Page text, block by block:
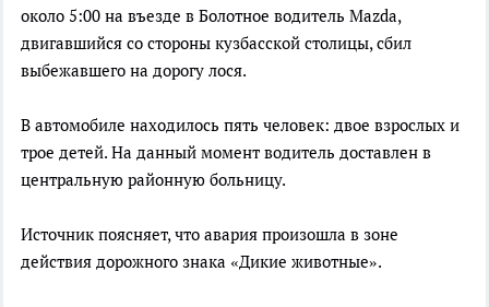
около 5:00 на въезде в Болотное водитель Mazda,
двигавшийся со стороны кузбасской столицы, сбил
выбежавшего на дорогу лося.
В автомобиле находилось пять человек: двое взрослых и
трое детей. На данный момент водитель доставлен в
центральную районную больницу.
Источник поясняет, что авария произошла в зоне
действия дорожного знака «Дикие животные».